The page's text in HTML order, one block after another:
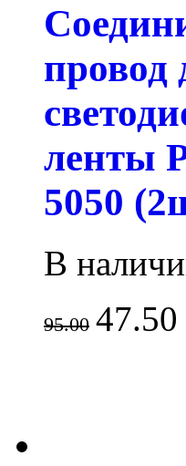
провод
ленты
5050
В
95.00 47.50